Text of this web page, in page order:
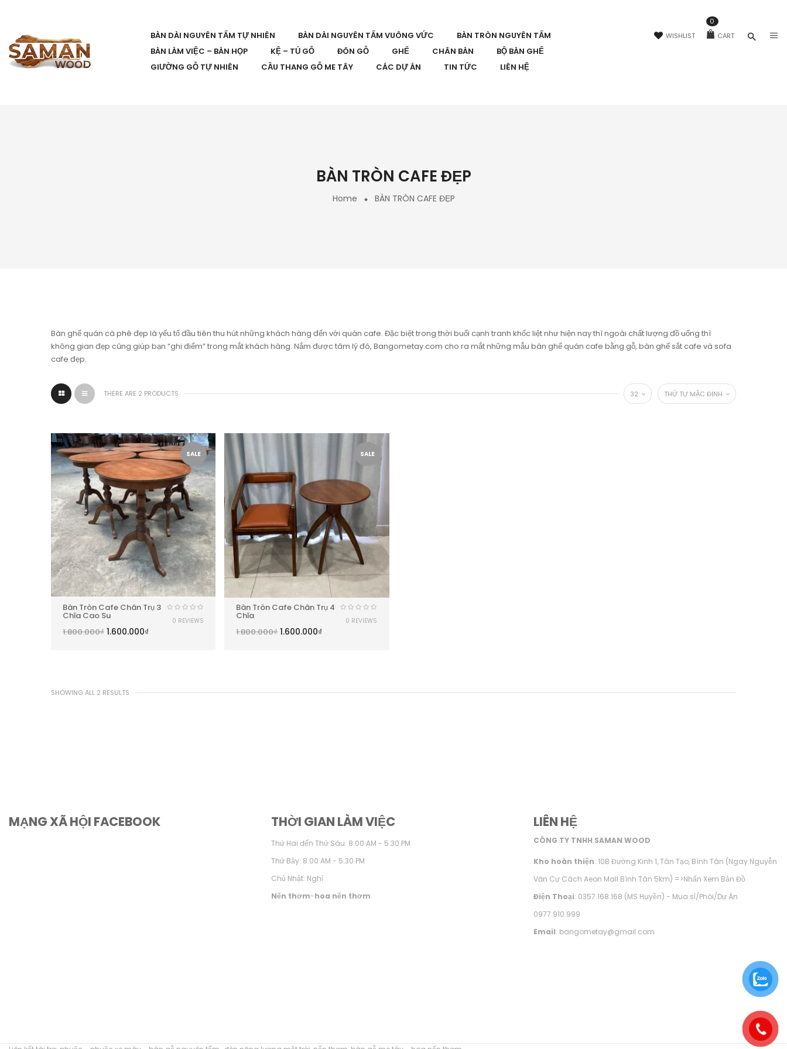
BÀN DÀI NGUYÊN TẤM TỰ NHIÊN BÀN DÀI NGUYÊN TẤM VUÔNG VỨC
BÀN TRÒN NGUYÊN TẤM
BÀN LÀM VIỆC – BÀN HỌP
KỆ – TỦ GỖ ĐÔN GỖ GHẾ CHÂN BÀN
BỘ BÀN GHẾ
GIƯỜNG GỖ TỰ NHIÊN
CẦU THANG GỖ ME TÂY CÁC DỰ ÁN TIN TỨC LIÊN HỆ
WISHLIST CART
0
BÀN TRÒN CAFE ĐẸP
Home BÀN TRÒN CAFE ĐẸP
Bàn ghế quán cà phê đẹp là yếu tố đầu tiên thu hút những khách hàng đến với quán cafe. Đặc biệt trong thời buổi cạnh tranh khốc liệt như hiện nay thì ngoài chất lượng đồ uống thì
không gian đẹp cũng giúp bạn “ghi điểm” trong mắt khách hàng. Nắm được tâm lý đó, Bangometay.com cho ra mắt những mẫu bàn ghế quán cafe bằng gỗ, bàn ghế sắt cafe và sofa
cafe đẹp.
THERE ARE 2 PRODUCTS THỨ TỰ MẶC ĐỊNH
32
SALE
Bàn Tròn Cafe Chân Trụ 3
Chĩa Cao Su
1.800.000₫ 1.600.000₫
0 REVIEWS
SALE
Bàn Tròn Cafe Chân Trụ 4
Chĩa
1.800.000₫ 1.600.000₫
0 REVIEWS
SHOWING ALL 2 RESULTS
MẠNG XÃ HỘI FACEBOOK THỜI GIAN LÀM VIỆC
Thứ Hai đến Thứ Sáu: 8.00 AM - 5.30 PM
Thứ Bảy: 8.00 AM - 5.30 PM
Chủ Nhật: Nghỉ
Nến thơm-hoa nến thơm
LIÊN HỆ
CÔNG TY TNHH SAMAN WOOD
Kho hoàn thiện: 10B Đường Kinh 1, Tân Tạo, Bình Tân (Ngay Nguyễn
Văn Cự Cách Aeon Mall Bình Tân 5km) =>Nhấn Xem Bản Đồ
Điện Thoại: 0357.168.168 (MS Huyền) - Mua sỉ/Phôi/Dự Án
0977.910.999
Email: bangometay@gmail.com